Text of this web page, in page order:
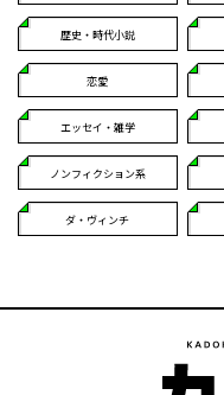
歴史・時代小説
恋愛
エッセイ・雑学
ノンフィクション系
ダ・ヴィンチ